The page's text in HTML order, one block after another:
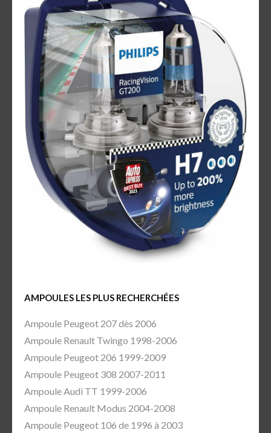
AMPOULES LES PLUS RECHERCHÉES
Ampoule Peugeot 207 dès 2006
Ampoule Renault Twingo 1998-2006
Ampoule Peugeot 206 1999-2009
Ampoule Peugeot 308 2007-2011
Ampoule Audi TT 1999-2006
Ampoule Renault Modus 2004-2008
Ampoule Peugeot 106 de 1996 à 2003